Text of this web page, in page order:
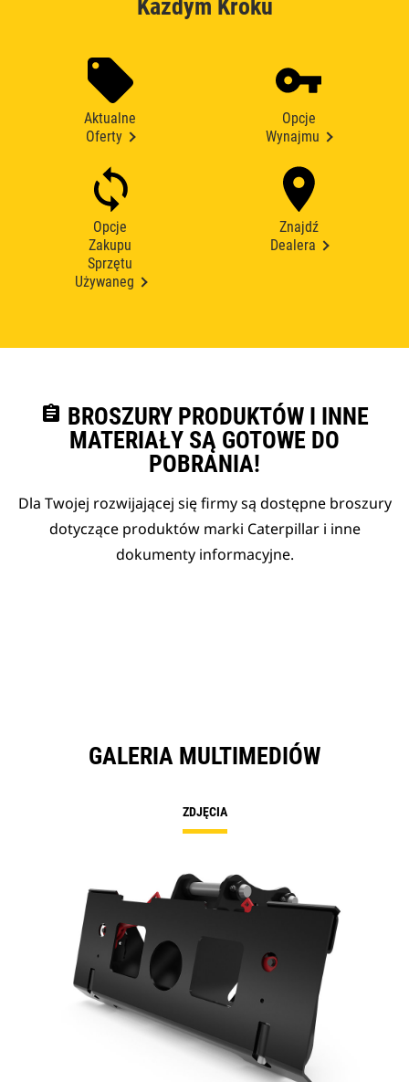
Każdym Kroku
Aktualne
Oferty
Opcje
Wynajmu
Opcje
Zakupu
Sprzętu
Używaneg
Znajdź
Dealera
assignment BROSZURY PRODUKTÓW I INNE
MATERIAŁY SĄ GOTOWE DO
POBRANIA!
Dla Twojej rozwijającej się firmy są dostępne broszury
dotyczące produktów marki Caterpillar i inne
dokumenty informacyjne.
GALERIA MULTIMEDIÓW
ZDJĘCIA